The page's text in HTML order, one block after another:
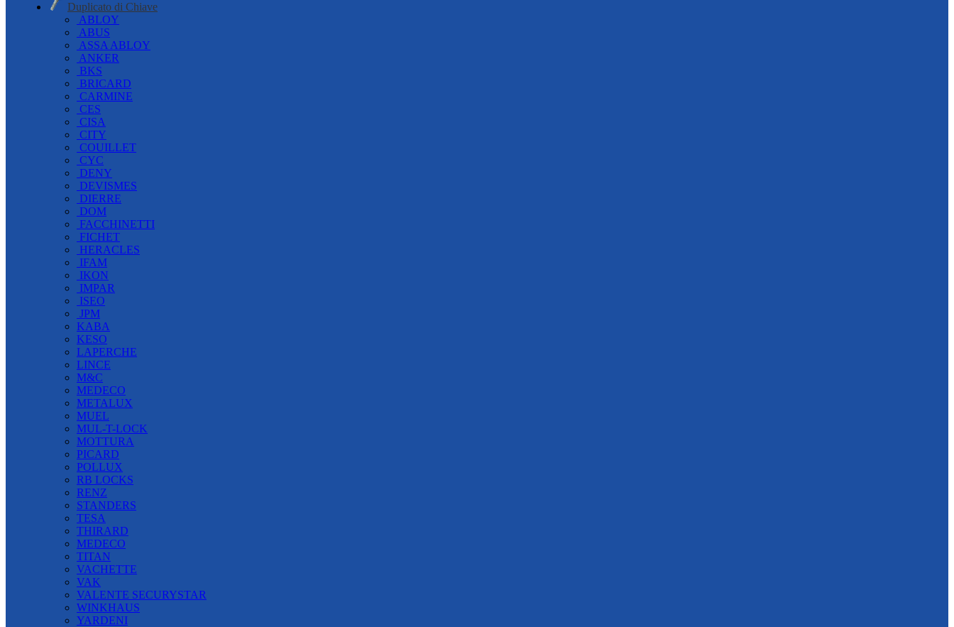
Duplicato di Chiave
ABLOY
ABUS
ASSA ABLOY
ANKER
BKS
BRICARD
CARMINE
CES
CISA
CITY
COUILLET
CYC
DENY
DEVISMES
DIERRE
DOM
FACCHINETTI
FICHET
HERACLES
IFAM
IKON
IMPAR
ISEO
JPM
KABA
KESO
LAPERCHE
LINCE
M&C
MEDECO
METALUX
MUEL
MUL-T-LOCK
MOTTURA
PICARD
POLLUX
RB LOCKS
RENZ
STANDERS
TESA
THIRARD
MEDECO
TITAN
VACHETTE
VAK
VALENTE SECURYSTAR
WINKHAUS
YARDENI